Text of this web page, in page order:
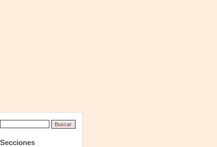
Secciones